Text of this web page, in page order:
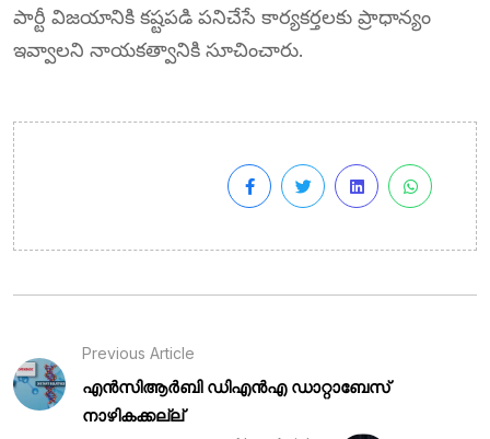
పార్టీ విజయానికి కష్టపడి పనిచేసే కార్యకర్తలకు ప్రాధాన్యం
ఇవ్వాలని నాయకత్వానికి సూచించారు.
Previous Article
എൻ‌സി‌ആർ‌ബി ഡി‌എൻ‌എ ഡാറ്റാബേസ്
നാഴികക്കല്ല്